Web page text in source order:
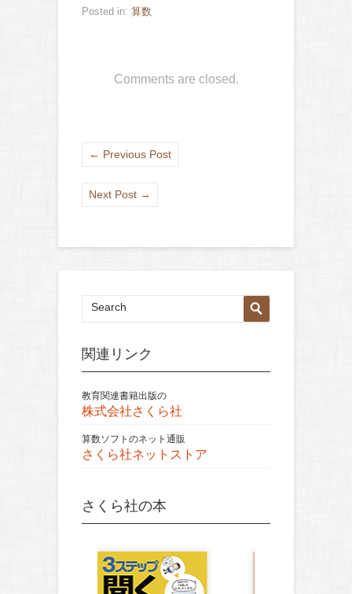
Posted in: 算数
Comments are closed.
← Previous Post
Next Post →
関連リンク
教育関連書籍出版の
株式会社さくら社
算数ソフトのネット通販
さくら社ネットストア
さくら社の本